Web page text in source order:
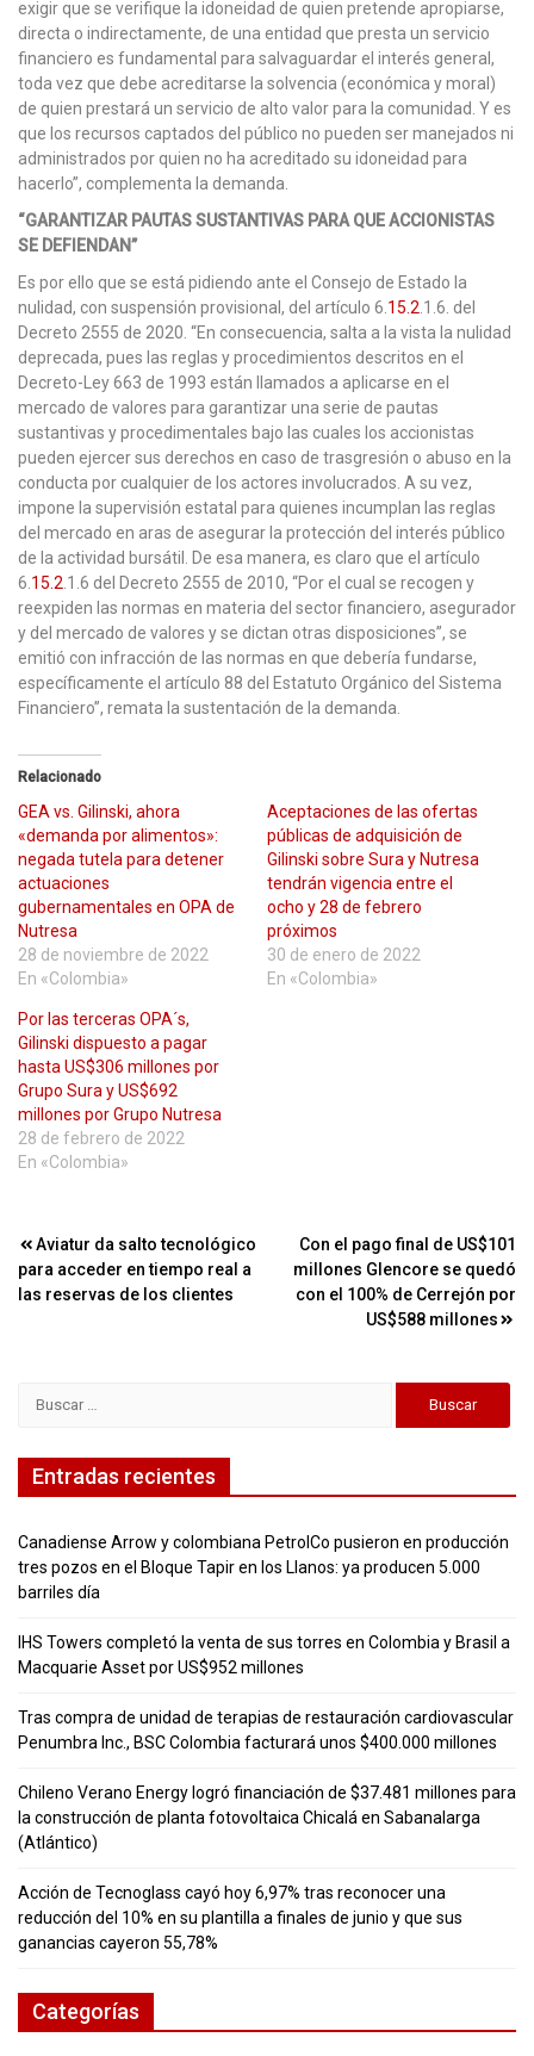
exigir que se verifique la idoneidad de quien pretende apropiarse,
directa o indirectamente, de una entidad que presta un servicio
financiero es fundamental para salvaguardar el interés general,
toda vez que debe acreditarse la solvencia (económica y moral)
de quien prestará un servicio de alto valor para la comunidad. Y es
que los recursos captados del público no pueden ser manejados ni
administrados por quien no ha acreditado su idoneidad para
hacerlo”, complementa la demanda.
“GARANTIZAR PAUTAS SUSTANTIVAS PARA QUE ACCIONISTAS
SE DEFIENDAN”
Es por ello que se está pidiendo ante el Consejo de Estado la
nulidad, con suspensión provisional, del artículo 6. 15.2 .1.6. del
Decreto 2555 de 2020. “En consecuencia, salta a la vista la nulidad
deprecada, pues las reglas y procedimientos descritos en el
Decreto-Ley 663 de 1993 están llamados a aplicarse en el
mercado de valores para garantizar una serie de pautas
sustantivas y procedimentales bajo las cuales los accionistas
pueden ejercer sus derechos en caso de trasgresión o abuso en la
conducta por cualquier de los actores involucrados. A su vez,
impone la supervisión estatal para quienes incumplan las reglas
del mercado en aras de asegurar la protección del interés público
de la actividad bursátil. De esa manera, es claro que el artículo
6. 15.2 .1.6 del Decreto 2555 de 2010, “Por el cual se recogen y
reexpiden las normas en materia del sector financiero, asegurador
y del mercado de valores y se dictan otras disposiciones”, se
emitió con infracción de las normas en que debería fundarse,
específicamente el artículo 88 del Estatuto Orgánico del Sistema
Financiero”, remata la sustentación de la demanda.
Relacionado
GEA vs. Gilinski, ahora
«demanda por alimentos»:
negada tutela para detener
actuaciones
gubernamentales en OPA de
Nutresa
28 de noviembre de 2022
En «Colombia»
Aceptaciones de las ofertas
públicas de adquisición de
Gilinski sobre Sura y Nutresa
tendrán vigencia entre el
ocho y 28 de febrero
próximos
30 de enero de 2022
En «Colombia»
Por las terceras OPA´s,
Gilinski dispuesto a pagar
hasta US$306 millones por
Grupo Sura y US$692
millones por Grupo Nutresa
28 de febrero de 2022
En «Colombia»
Navegación
de
Aviatur da salto tecnológico
para acceder en tiempo real a
las reservas de los clientes
Con el pago final de US$101
millones Glencore se quedó
con el 100% de Cerrejón por
US$588 millones
Entradas recientes
Canadiense Arrow y colombiana PetrolCo pusieron en producción
tres pozos en el Bloque Tapir en los Llanos: ya producen 5.000
barriles día
IHS Towers completó la venta de sus torres en Colombia y Brasil a
Macquarie Asset por US$952 millones
Tras compra de unidad de terapias de restauración cardiovascular
Penumbra Inc., BSC Colombia facturará unos $400.000 millones
Chileno Verano Energy logró financiación de $37.481 millones para
la construcción de planta fotovoltaica Chicalá en Sabanalarga
(Atlántico)
Acción de Tecnoglass cayó hoy 6,97% tras reconocer una
reducción del 10% en su plantilla a finales de junio y que sus
ganancias cayeron 55,78%
Categorías